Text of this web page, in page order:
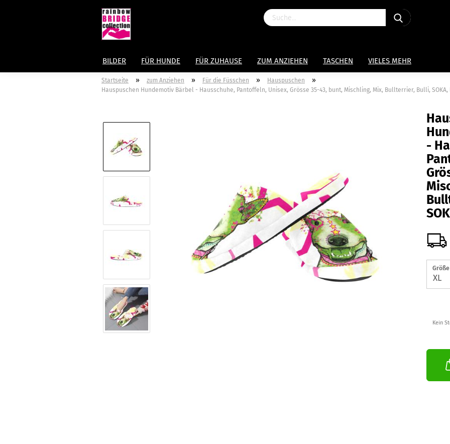
BILDER FÜR HUNDE FÜR ZUHAUSE ZUM ANZIEHEN TASCHEN VIELES MEHR
Startseite » zum Anziehen » Für die Füsschen » Hauspuschen »
Hauspuschen Hundemotiv Bärbel - Hausschuhe, Pantoffeln, Unisex, Grösse 35-43, bunt, Mischling, Mix, Bullterrier, Bulli, SOKA,
-
Kein